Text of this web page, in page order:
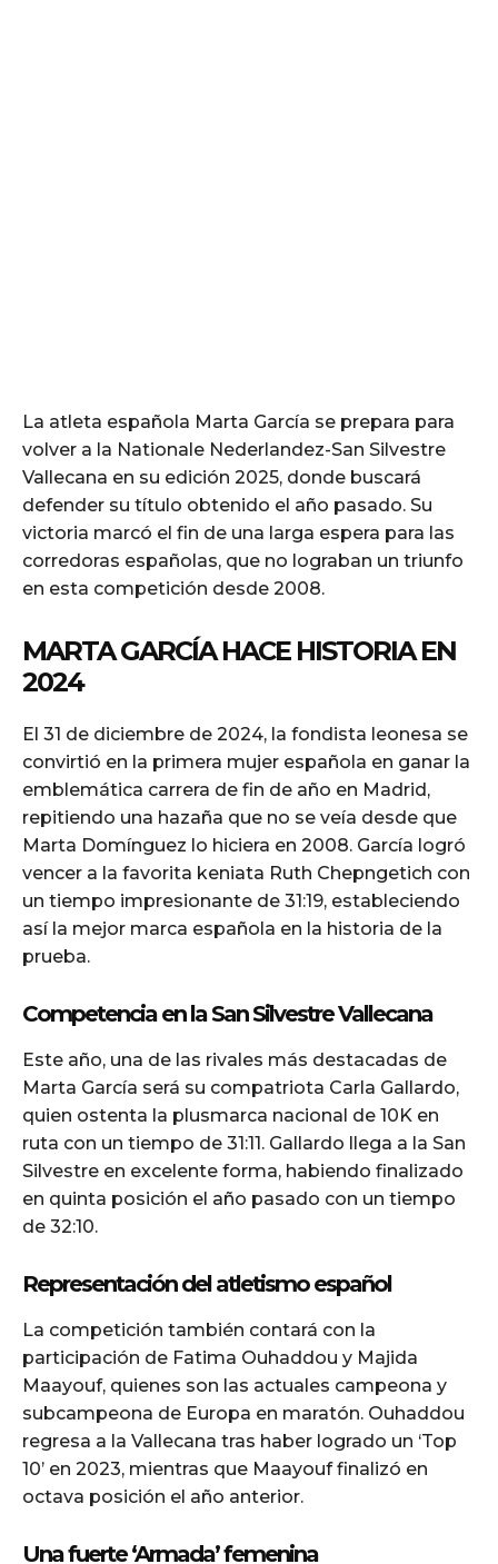
La atleta española Marta García se prepara para
volver a la Nationale Nederlandez-San Silvestre
Vallecana en su edición 2025, donde buscará
defender su título obtenido el año pasado. Su
victoria marcó el fin de una larga espera para las
corredoras españolas, que no lograban un triunfo
en esta competición desde 2008.
MARTA GARCÍA HACE HISTORIA EN
2024
El 31 de diciembre de 2024, la fondista leonesa se
convirtió en la primera mujer española en ganar la
emblemática carrera de fin de año en Madrid,
repitiendo una hazaña que no se veía desde que
Marta Domínguez lo hiciera en 2008. García logró
vencer a la favorita keniata Ruth Chepngetich con
un tiempo impresionante de 31:19, estableciendo
así la mejor marca española en la historia de la
prueba.
Competencia en la San Silvestre Vallecana
Este año, una de las rivales más destacadas de
Marta García será su compatriota Carla Gallardo,
quien ostenta la plusmarca nacional de 10K en
ruta con un tiempo de 31:11. Gallardo llega a la San
Silvestre en excelente forma, habiendo finalizado
en quinta posición el año pasado con un tiempo
de 32:10.
Representación del atletismo español
La competición también contará con la
participación de Fatima Ouhaddou y Majida
Maayouf, quienes son las actuales campeona y
subcampeona de Europa en maratón. Ouhaddou
regresa a la Vallecana tras haber logrado un ‘Top
10’ en 2023, mientras que Maayouf finalizó en
octava posición el año anterior.
Una fuerte ‘Armada’ femenina